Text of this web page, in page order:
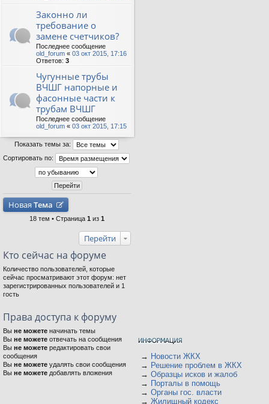
Законно ли
требование о
замене счетчиков?
Последнее сообщение
old_forum « 03 окт 2015, 17:16
Ответов: 3
Чугунные трубы
ВЧШГ напорные и
фасонные части к
трубам ВЧШГ
Последнее сообщение
old_forum « 03 окт 2015, 17:15
Показать темы за:
Сортировать по:
Новая Тема
18 тем • Страница 1 из 1
Перейти
Кто сейчас на форуме
Количество пользователей, которые
сейчас просматривают этот форум: нет
зарегистрированных пользователей и 1
гость
Права доступа к форуму
Вы не можете начинать темы
Вы не можете отвечать на сообщения
Вы не можете редактировать свои
сообщения
Вы не можете удалять свои сообщения
Вы не можете добавлять вложения
→ Новости ЖКХ
→ Решение проблем в ЖКХ
→ Образцы исков и жалоб
→ Порталы в помощь
→ Органы гос. власти
→ Жилищный кодекс